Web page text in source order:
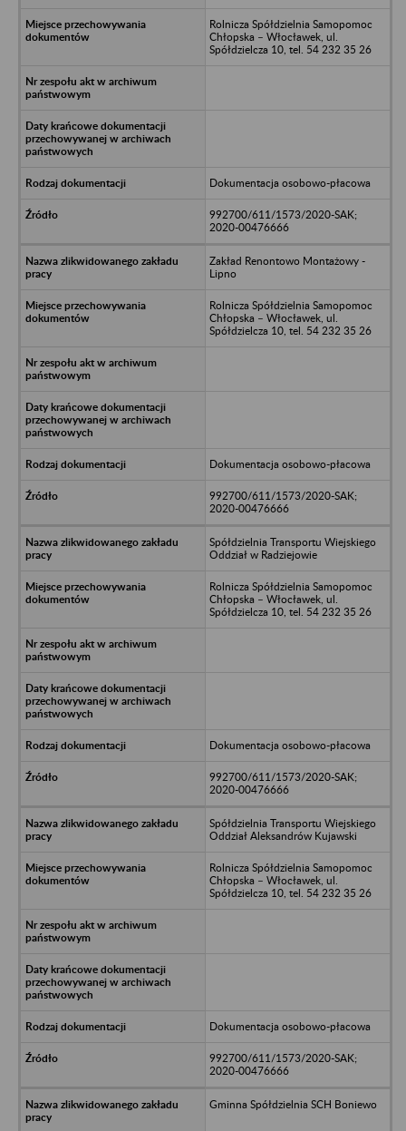
Rolnicza Spółdzielnia Samopomoc
Chłopska – Włocławek, ul.
Spółdzielcza 10, tel. 54 232 35 26
Dokumentacja osobowo-płacowa
992700/611/1573/2020-SAK;
2020-00476666
Zakład Renontowo Montażowy -
Lipno
Rolnicza Spółdzielnia Samopomoc
Chłopska – Włocławek, ul.
Spółdzielcza 10, tel. 54 232 35 26
Dokumentacja osobowo-płacowa
992700/611/1573/2020-SAK;
2020-00476666
Spółdzielnia Transportu Wiejskiego
Oddział w Radziejowie
Rolnicza Spółdzielnia Samopomoc
Chłopska – Włocławek, ul.
Spółdzielcza 10, tel. 54 232 35 26
Dokumentacja osobowo-płacowa
992700/611/1573/2020-SAK;
2020-00476666
Spółdzielnia Transportu Wiejskiego
Oddział Aleksandrów Kujawski
Rolnicza Spółdzielnia Samopomoc
Chłopska – Włocławek, ul.
Spółdzielcza 10, tel. 54 232 35 26
Dokumentacja osobowo-płacowa
992700/611/1573/2020-SAK;
2020-00476666
Gminna Spółdzielnia SCH Boniewo